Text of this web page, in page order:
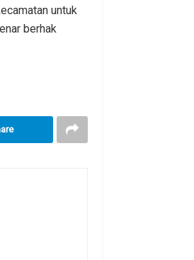
untuk
berhak